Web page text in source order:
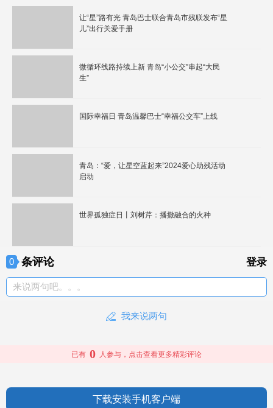
让“星”路有光 青岛巴士联合青岛市残联发布“星
儿”出行关爱手册
微循环线路持续上新 青岛“小公交”串起“大民
生”
国际幸福日 青岛温馨巴士“幸福公交车”上线
青岛：“爱，让星空蓝起来”2024爱心助残活动
启动
世界孤独症日丨刘树芹：播撒融合的火种
0 条评论 登录
来说两句吧。。。
我来说两句
已有 0 人参与，点击查看更多精彩评论
下载安装手机客户端